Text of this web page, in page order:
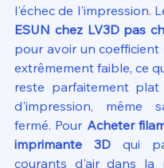
l'échec de l'impression.
ESUN chez LV3D pas
pour avoir un
extrêmement faible, ce
reste parfaitement
d'impression, même
fermé. Pour Acheter
imprimante 3D qui
courants d'air dans la